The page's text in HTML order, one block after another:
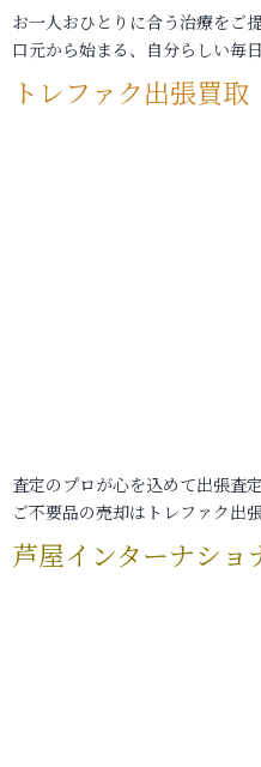
お一人おひとりに合う治療をご
口元から始まる、自分らしい毎
トレファク出張買取
査定のプロが心を込めて出張査定
ご不要品の売却はトレファク出
芦屋インターナショ